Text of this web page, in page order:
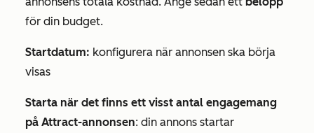
för din budget.
Startdatum: konfigurera när annonsen ska börja
visas
Starta när det finns ett visst antal engagemang
på Attract-annonsen: din annons startar